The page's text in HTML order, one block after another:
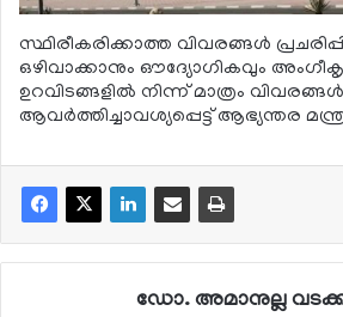
സ്ഥിരീകരിക്കാത്ത വിവരങ്ങള്‍
ഒഴിവാക്കാനും ഔദ്യോഗികവും
ഉറവിടങ്ങളില്‍ നിന്ന് മാത്രം
ആവര്‍ത്തിച്ചാവശ്യപ്പെട്ട് ആഭ്യന്തര
ഡോ. അമാനുല്ല